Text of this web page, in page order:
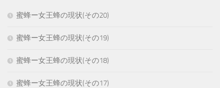
蜜蜂ー女王蜂の現状(その20)
蜜蜂ー女王蜂の現状(その19)
蜜蜂ー女王蜂の現状(その18)
蜜蜂ー女王蜂の現状(その17)